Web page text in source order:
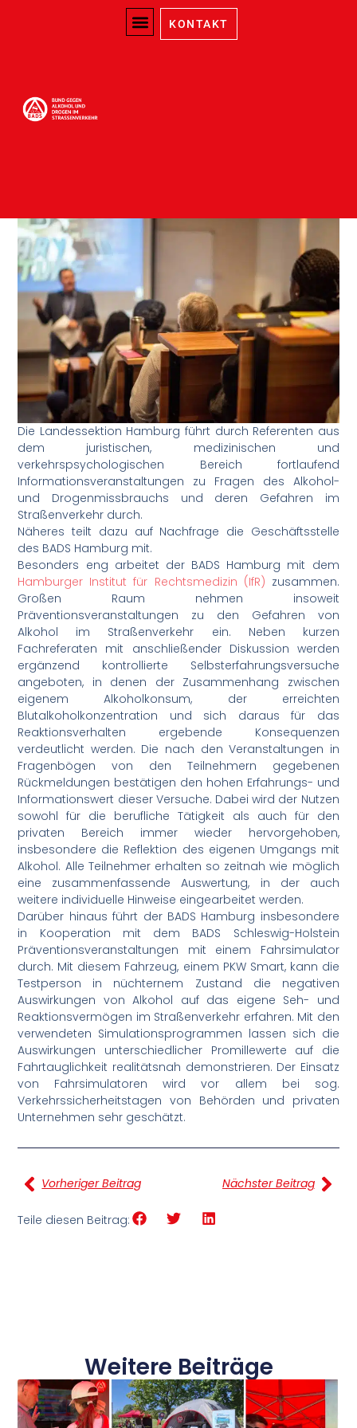
KONTAKT
der Landessektion
Die Landessektion Hamburg führt durch Referenten aus
dem juristischen, medizinischen und
verkehrspsychologischen Bereich fortlaufend
Informationsveranstaltungen zu Fragen des Alkohol-
und Drogenmissbrauchs und deren Gefahren im
Straßenverkehr durch.
Näheres teilt dazu auf Nachfrage die Geschäftsstelle
des BADS Hamburg mit.
Besonders eng arbeitet der BADS Hamburg mit dem
Hamburger Institut für Rechtsmedizin (IfR) zusammen.
Großen Raum nehmen insoweit
Präventionsveranstaltungen zu den Gefahren von
Alkohol im Straßenverkehr ein. Neben kurzen
Fachreferaten mit anschließender Diskussion werden
ergänzend kontrollierte Selbsterfahrungsversuche
angeboten, in denen der Zusammenhang zwischen
eigenem Alkoholkonsum, der erreichten
Blutalkoholkonzentration und sich daraus für das
Reaktionsverhalten ergebende Konsequenzen
verdeutlicht werden. Die nach den Veranstaltungen in
Fragenbögen von den Teilnehmern gegebenen
Rückmeldungen bestätigen den hohen Erfahrungs- und
Informationswert dieser Versuche. Dabei wird der Nutzen
sowohl für die berufliche Tätigkeit als auch für den
privaten Bereich immer wieder hervorgehoben,
insbesondere die Reflektion des eigenen Umgangs mit
Alkohol. Alle Teilnehmer erhalten so zeitnah wie möglich
eine zusammenfassende Auswertung, in der auch
weitere individuelle Hinweise eingearbeitet werden.
Darüber hinaus führt der BADS Hamburg insbesondere
in Kooperation mit dem BADS Schleswig-Holstein
Präventionsveranstaltungen mit einem Fahrsimulator
durch. Mit diesem Fahrzeug, einem PKW Smart, kann die
Testperson in nüchternem Zustand die negativen
Auswirkungen von Alkohol auf das eigene Seh- und
Reaktionsvermögen im Straßenverkehr erfahren. Mit den
verwendeten Simulationsprogrammen lassen sich die
Auswirkungen unterschiedlicher Promillewerte auf die
Fahrtauglichkeit realitätsnah demonstrieren. Der Einsatz
von Fahrsimulatoren wird vor allem bei sog.
Verkehrssicherheitstagen von Behörden und privaten
Unternehmen sehr geschätzt.
Vorheriger Beitrag Nächster Beitrag
Teile diesen Beitrag:
Weitere Beiträge